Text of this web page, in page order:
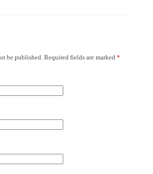
be published. Required fields are marked *